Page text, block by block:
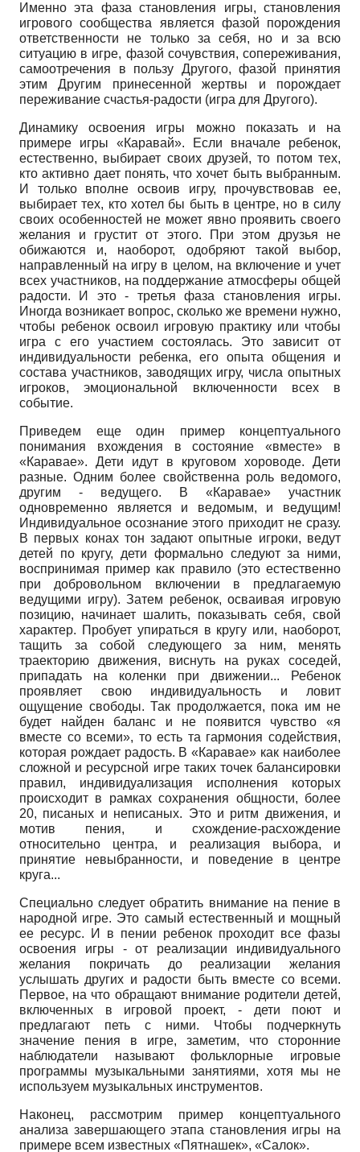
Именно эта фаза становления игры, становления
игрового сообщества является фазой порождения
ответственности не только за себя, но и за всю
ситуацию в игре, фазой сочувствия, сопереживания,
самоотречения в пользу Другого, фазой принятия
этим Другим принесенной жертвы и порождает
переживание счастья-радости (игра для Другого).
Динамику освоения игры можно показать и на
примере игры «Каравай». Если вначале ребенок,
естественно, выбирает своих друзей, то потом тех,
кто активно дает понять, что хочет быть выбранным.
И только вполне освоив игру, прочувствовав ее,
выбирает тех, кто хотел бы быть в центре, но в силу
своих особенностей не может явно проявить своего
желания и грустит от этого. При этом друзья не
обижаются и, наоборот, одобряют такой выбор,
направленный на игру в целом, на включение и учет
всех участников, на поддержание атмосферы общей
радости. И это - третья фаза становления игры.
Иногда возникает вопрос, сколько же времени нужно,
чтобы ребенок освоил игровую практику или чтобы
игра с его участием состоялась. Это зависит от
индивидуальности ребенка, его опыта общения и
состава участников, заводящих игру, числа опытных
игроков, эмоциональной включенности всех в
событие.
Приведем еще один пример концептуального
понимания вхождения в состояние «вместе» в
«Каравае». Дети идут в круговом хороводе. Дети
разные. Одним более свойственна роль ведомого,
другим - ведущего. В «Каравае» участник
одновременно является и ведомым, и ведущим!
Индивидуальное осознание этого приходит не сразу.
В первых конах тон задают опытные игроки, ведут
детей по кругу, дети формально следуют за ними,
воспринимая пример как правило (это естественно
при добровольном включении в предлагаемую
ведущими игру). Затем ребенок, осваивая игровую
позицию, начинает шалить, показывать себя, свой
характер. Пробует упираться в кругу или, наоборот,
тащить за собой следующего за ним, менять
траекторию движения, виснуть на руках соседей,
припадать на коленки при движении... Ребенок
проявляет свою индивидуальность и ловит
ощущение свободы. Так продолжается, пока им не
будет найден баланс и не появится чувство «я
вместе со всеми», то есть та гармония содействия,
которая рождает радость. В «Каравае» как наиболее
сложной и ресурсной игре таких точек балансировки
правил, индивидуализация исполнения которых
происходит в рамках сохранения общности, более
20, писаных и неписаных. Это и ритм движения, и
мотив пения, и схождение-расхождение
относительно центра, и реализация выбора, и
принятие невыбранности, и поведение в центре
круга...
Специально следует обратить внимание на пение в
народной игре. Это самый естественный и мощный
ее ресурс. И в пении ребенок проходит все фазы
освоения игры - от реализации индивидуального
желания покричать до реализации желания
услышать других и радости быть вместе со всеми.
Первое, на что обращают внимание родители детей,
включенных в игровой проект, - дети поют и
предлагают петь с ними. Чтобы подчеркнуть
значение пения в игре, заметим, что сторонние
наблюдатели называют фольклорные игровые
программы музыкальными занятиями, хотя мы не
используем музыкальных инструментов.
Наконец, рассмотрим пример концептуального
анализа завершающего этапа становления игры на
примере всем известных «Пятнашек», «Салок».